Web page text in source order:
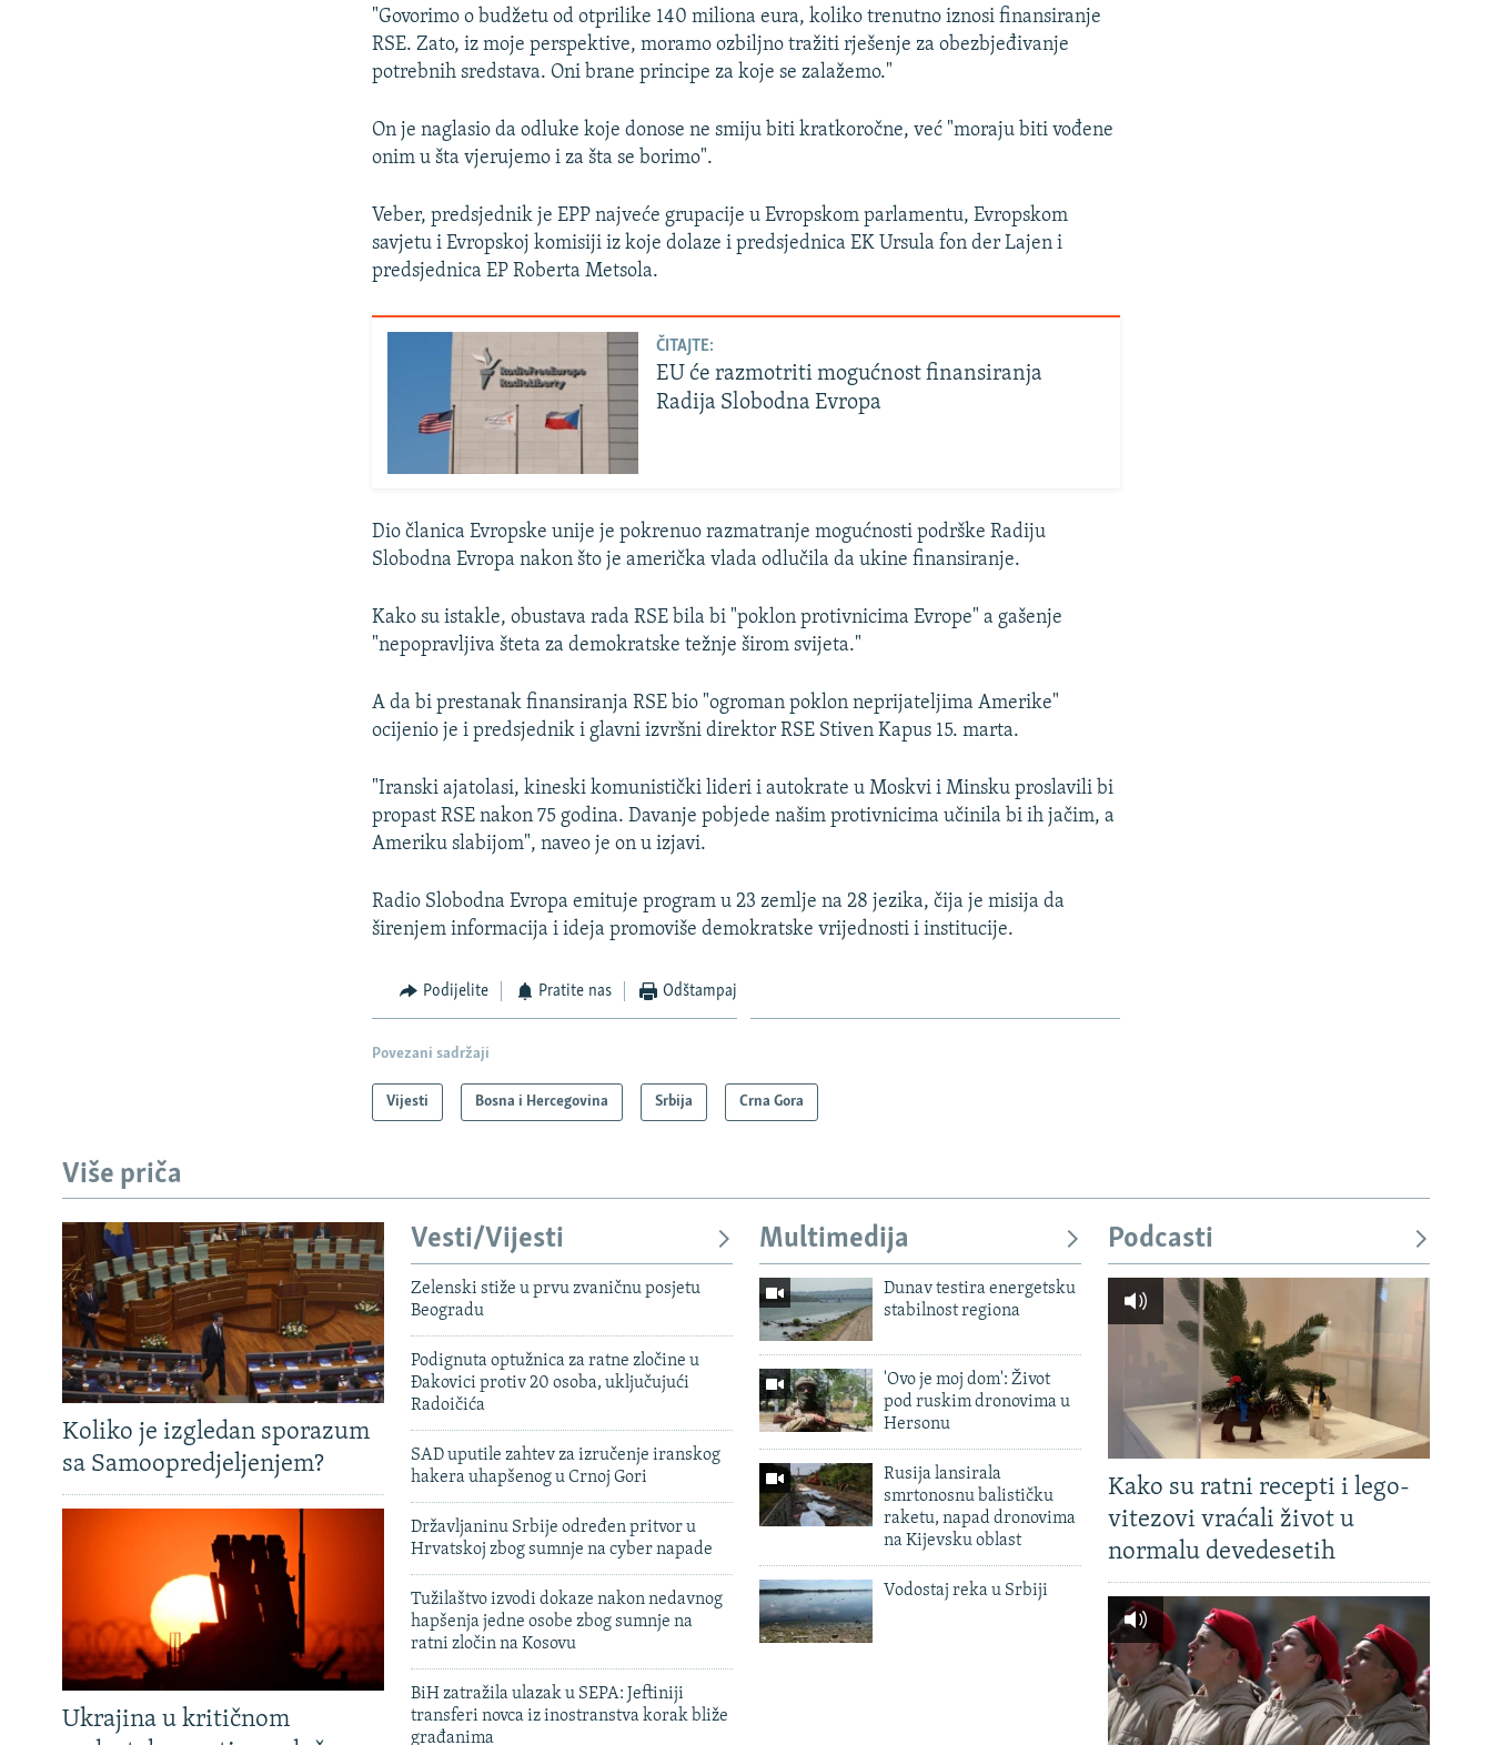
"Govorimo o budžetu od otprilike 140 miliona eura, koliko trenutno iznosi finansiranje
RSE. Zato, iz moje perspektive, moramo ozbiljno tražiti rješenje za obezbjeđivanje
potrebnih sredstava. Oni brane principe za koje se zalažemo."
On je naglasio da odluke koje donose ne smiju biti kratkoročne, već "moraju biti vođene
onim u šta vjerujemo i za šta se borimo".
Veber, predsjednik je EPP najveće grupacije u Evropskom parlamentu, Evropskom
savjetu i Evropskoj komisiji iz koje dolaze i predsjednica EK Ursula fon der Lajen i
predsjednica EP Roberta Metsola.
ČITAJTE:
EU će razmotriti mogućnost finansiranja
Radija Slobodna Evropa
Dio članica Evropske unije je pokrenuo razmatranje mogućnosti podrške Radiju
Slobodna Evropa nakon što je američka vlada odlučila da ukine finansiranje.
Kako su istakle, obustava rada RSE bila bi "poklon protivnicima Evrope" a gašenje
"nepopravljiva šteta za demokratske težnje širom svijeta."
A da bi prestanak finansiranja RSE bio "ogroman poklon neprijateljima Amerike"
ocijenio je i predsjednik i glavni izvršni direktor RSE Stiven Kapus 15. marta.
"Iranski ajatolasi, kineski komunistički lideri i autokrate u Moskvi i Minsku proslavili bi
propast RSE nakon 75 godina. Davanje pobjede našim protivnicima učinila bi ih jačim, a
Ameriku slabijom", naveo je on u izjavi.
Radio Slobodna Evropa emituje program u 23 zemlje na 28 jezika, čija je misija da
širenjem informacija i ideja promoviše demokratske vrijednosti i institucije.
Podijelite Pratite nas Odštampaj
Povezani sadržaji
Vijesti Bosna i Hercegovina Srbija Crna Gora
Više priča
Koliko je izgledan sporazum
sa Samoopredjeljenjem?
Ukrajina u kritičnom
Vesti/Vijesti
Zelenski stiže u prvu zvaničnu posjetu
Beogradu
Podignuta optužnica za ratne zločine u
Đakovici protiv 20 osoba, uključujući
Radoičića
SAD uputile zahtev za izručenje iranskog
hakera uhapšenog u Crnoj Gori
Državljaninu Srbije određen pritvor u
Hrvatskoj zbog sumnje na cyber napade
Tužilaštvo izvodi dokaze nakon nedavnog
hapšenja jedne osobe zbog sumnje na
ratni zločin na Kosovu
BiH zatražila ulazak u SEPA: Jeftiniji
transferi novca iz inostranstva korak bliže
građanima
Multimedija
Dunav testira energetsku
stabilnost regiona
'Ovo je moj dom': Život
pod ruskim dronovima u
Hersonu
Rusija lansirala
smrtonosnu balističku
raketu, napad dronovima
na Kijevsku oblast
Vodostaj reka u Srbiji
Podcasti
Kako su ratni recepti i lego-
vitezovi vraćali život u
normalu devedesetih